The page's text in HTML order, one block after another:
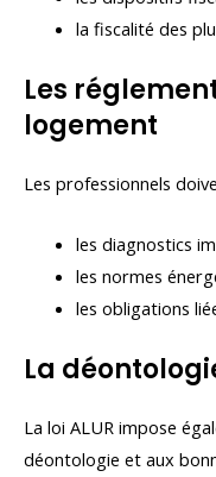
la fiscalité des
Les
logement
Les professionnels
les diagnostics
les normes
les obligations
La
La loi ALUR impose
déontologie et aux